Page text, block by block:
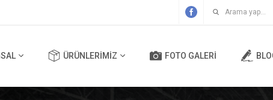
ÜRÜNLERİMİZ FOTO GALERİ